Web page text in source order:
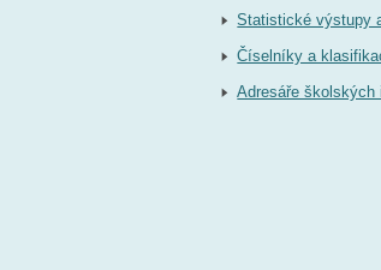
Statistické výstupy
Číselníky a
Adresáře školských